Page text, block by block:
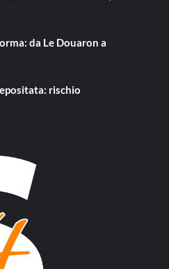
da Le Douaron a
rischio